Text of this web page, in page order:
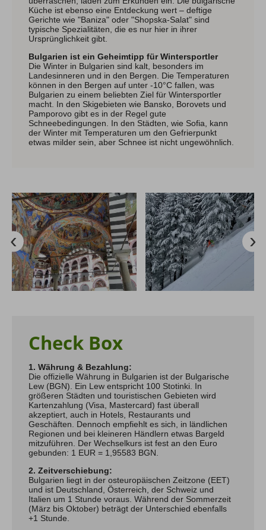
Küche ist ebenso eine Entdeckung wert – deftige
Gerichte wie "Baniza" oder "Shopska-Salat" sind
typische Spezialitäten, die es nur hier in ihrer
Ursprünglichkeit gibt.
Bulgarien ist ein Geheimtipp für Wintersportler
Die Winter in Bulgarien sind kalt, besonders im
Landesinneren und in den Bergen. Die Temperaturen
können in den Bergen auf unter -10°C fallen, was
Bulgarien zu einem beliebten Ziel für Wintersportler
macht. In den Skigebieten wie Bansko, Borovets und
Pamporovo gibt es in der Regel gute
Schneebedingungen. In den Städten, wie Sofia, kann
der Winter mit Temperaturen um den Gefrierpunkt
etwas milder sein, aber Schnee ist nicht ungewöhnlich.
Check Box
1. Währung & Bezahlung:
Die offizielle Währung in Bulgarien ist der Bulgarische
Lew (BGN). Ein Lew entspricht 100 Stotinki. In
größeren Städten und touristischen Gebieten wird
Kartenzahlung (Visa, Mastercard) fast überall
akzeptiert, auch in Hotels, Restaurants und
Geschäften. Dennoch empfiehlt es sich, in ländlichen
Regionen und bei kleineren Händlern etwas Bargeld
mitzuführen. Der Wechselkurs ist fest an den Euro
gebunden: 1 EUR = 1,95583 BGN.
2. Zeitverschiebung:
Bulgarien liegt in der osteuropäischen Zeitzone (EET)
und ist Deutschland, Österreich, der Schweiz und
Italien um 1 Stunde voraus. Während der Sommerzeit
(März bis Oktober) beträgt der Unterschied ebenfalls
+1 Stunde.